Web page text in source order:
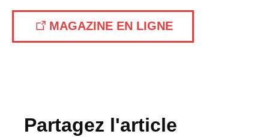
MAGAZINE EN LIGNE
Partagez l'article